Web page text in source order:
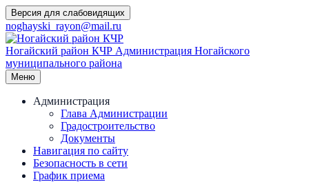
Перейти
к
содержимому
Версия для слабовидящих
noghayski_rayon@mail.ru
Ногайский район КЧР Администрация Ногайского
муниципального района
Меню
Администрация
Глава Администрации
Градостроительство
Документы
Навигация по сайту
Безопасность в сети
График приема